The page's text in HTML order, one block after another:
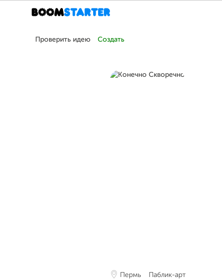
Проверить идею Создать
Пермь Паблик-арт